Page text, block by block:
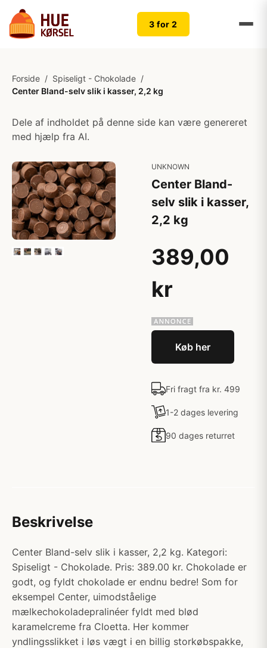
3 for 2
Forside / Spiseligt - Chokolade /
Center Bland-selv slik i kasser, 2,2 kg​
Dele af indholdet på denne side kan være genereret
med hjælp fra AI.
UNKNOWN
Center Bland-
selv slik i kasser,
2,2 kg​
389,00
kr
Køb her
Fri fragt fra kr. 499
1-2 dages levering
90 dages returret
Beskrivelse
Center Bland-selv slik i kasser, 2,2 kg​. Kategori:
Spiseligt - Chokolade. Pris: 389.00 kr. Chokolade er
godt, og fyldt chokolade er endnu bedre! Som for
eksempel Center, uimodståelige
mælkechokoladepralinéer fyldt med blød
karamelcreme fra Cloetta. Her kommer
yndlingsslikket i løs vægt i en billig storkøbspakke,